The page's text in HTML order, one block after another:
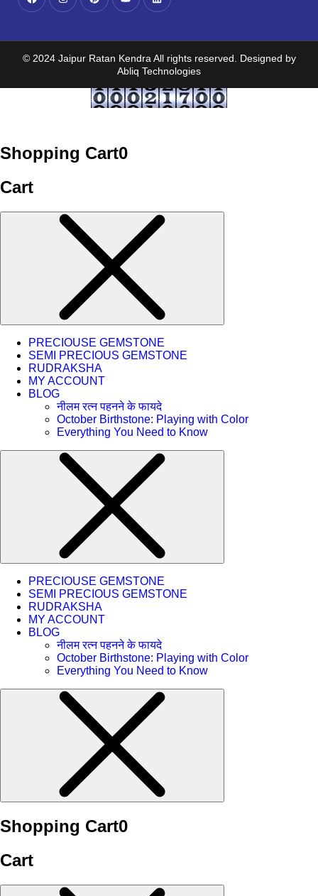
© 2024 Jaipur Ratan Kendra All rights reserved. Designed by
Abliq Technologies
Shopping Cart0
Cart
PRECIOUSE GEMSTONE
SEMI PRECIOUS GEMSTONE
RUDRAKSHA
MY ACCOUNT
BLOG
नीलम रत्न पहनने के फायदे
October Birthstone: Playing with Color
Everything You Need to Know
PRECIOUSE GEMSTONE
SEMI PRECIOUS GEMSTONE
RUDRAKSHA
MY ACCOUNT
BLOG
नीलम रत्न पहनने के फायदे
October Birthstone: Playing with Color
Everything You Need to Know
Shopping Cart0
Cart